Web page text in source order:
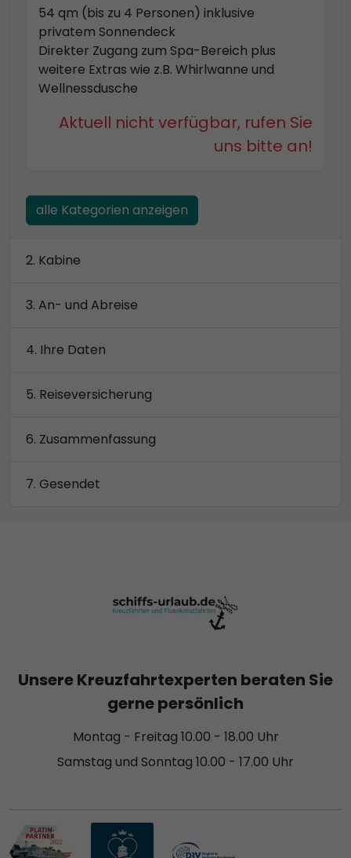
54 qm (bis zu 4 Personen) inklusive
privatem Sonnendeck
Direkter Zugang zum Spa-Bereich plus
weitere Extras wie z.B. Whirlwanne und
Wellnessdusche
Aktuell nicht verfügbar, rufen Sie
uns bitte an!
alle Kategorien anzeigen
Kabine
An- und Abreise
Ihre Daten
Reiseversicherung
Zusammenfassung
Gesendet
Unsere Kreuzfahrtexperten beraten Sie
gerne persönlich
Montag - Freitag 10.00 - 18.00 Uhr
Samstag und Sonntag 10.00 - 17.00 Uhr